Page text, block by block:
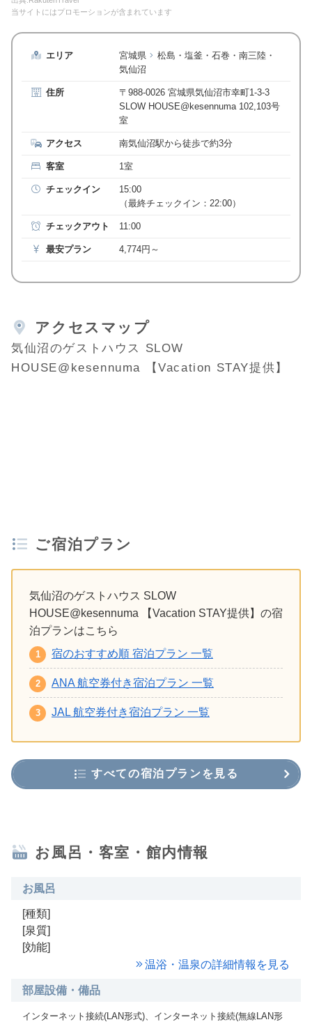
当サイトにはプロモーションが含まれています
エリア 宮城県
松島・塩釜・石巻・南三陸・
気仙沼
住所
〒988-0026 宮城県気仙沼市幸町1-3-3
SLOW HOUSE@kesennuma 102,103号
室
アクセス 南気仙沼駅から徒歩で約3分
客室 1室
チェックイン
15:00
（最終チェックイン：22:00）
チェックアウト 11:00
最安プラン 4,774円～
アクセスマップ
気仙沼のゲストハウス SLOW
HOUSE@kesennuma 【Vacation STAY提供】
ご宿泊プラン
気仙沼のゲストハウス SLOW
HOUSE@kesennuma 【Vacation STAY提供】の宿
泊プランはこちら
宿のおすすめ順 宿泊プラン 一覧
ANA 航空券付き宿泊プラン 一覧
JAL 航空券付き宿泊プラン 一覧
すべての宿泊プランを見る
お風呂・客室・館内情報
お風呂
[種類]
[泉質]
[効能]
温浴・温泉の詳細情報を見る
部屋設備・備品
インターネット接続(LAN形式)、インターネット接続(無線LAN形